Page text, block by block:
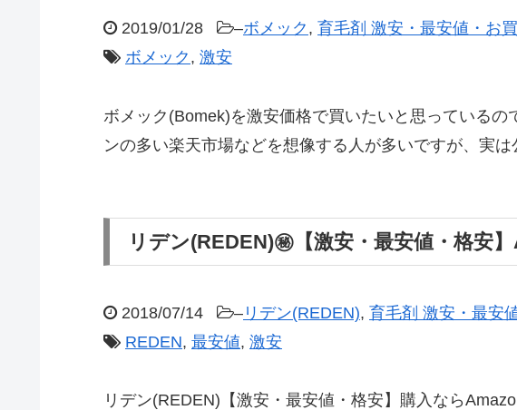
2019/01/28 –ボメック , 育毛剤 激安・最安値・お
ボメック , 激安
ボメック(Bomek)を激安価格で買いたいと思っている
ンの多い楽天市場などを想像する人が多いですが、実
リデン(REDEN)㊙【激安・最安値・格安
2018/07/14 – リデン(REDEN), 育毛剤 激安・最安
REDEN, 最安値, 激安
リデン(REDEN)【激安・最安値・格安】購入なら